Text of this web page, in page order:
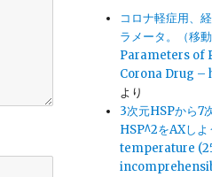
コロナ軽症用、
ラメータ。（移
Parameters of
Corona Drug
より
3次元HSPから7
HSP^2をAXしよ
temperature